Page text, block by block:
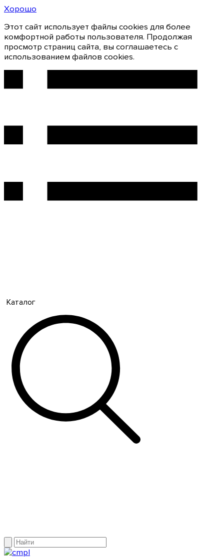
Хорошо
Этот сайт использует файлы cookies для более
комфортной работы пользователя. Продолжая
просмотр страниц сайта, вы соглашаетесь с
использованием файлов cookies.
Каталог